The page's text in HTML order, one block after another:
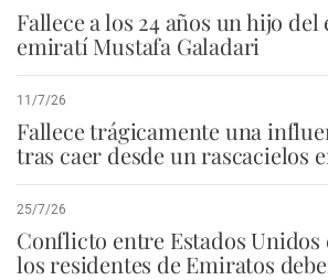
Fallece a los 24 años un hijo
emiratí Mustafa Galadari
11/7/26
Fallece trágicamente una
tras caer desde un rascacielos
25/7/26
Conflicto entre Estados Unidos
los residentes de Emiratos